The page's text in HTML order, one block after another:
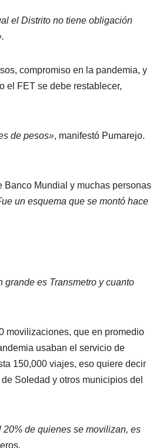
el Distrito no tiene obligación
compromiso en la pandemia, y
el FET se debe restablecer,
de pesos», manifestó Pumarejo.
Banco Mundial y muchas personas
un esquema que se montó hace
es Transmetro y cuanto
movilizaciones, que en promedio
usaban el servicio de
150,000 viajes, eso quiere decir
Soledad y otros municipios del
de quienes se movilizan, es